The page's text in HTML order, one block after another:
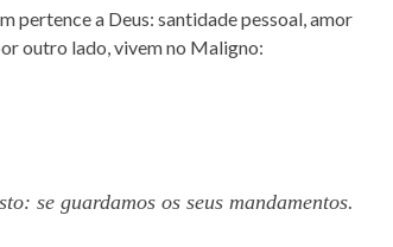
pertence a Deus: santidade pessoal, amor
outro lado, vivem no Maligno:
se guardamos os seus mandamentos.